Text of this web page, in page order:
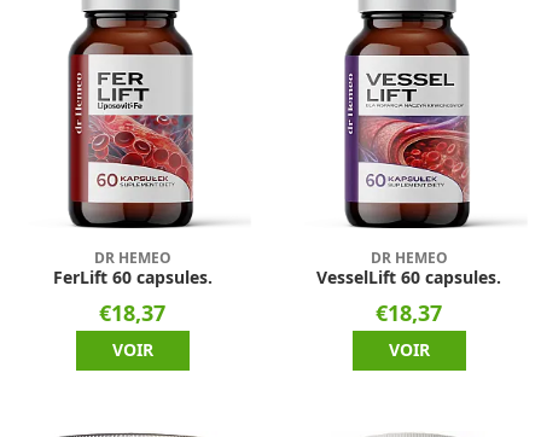
DR HEMEO
FerLift 60 capsules.
€18,37
VOIR
DR HEMEO
VesselLift 60 capsules.
€18,37
VOIR